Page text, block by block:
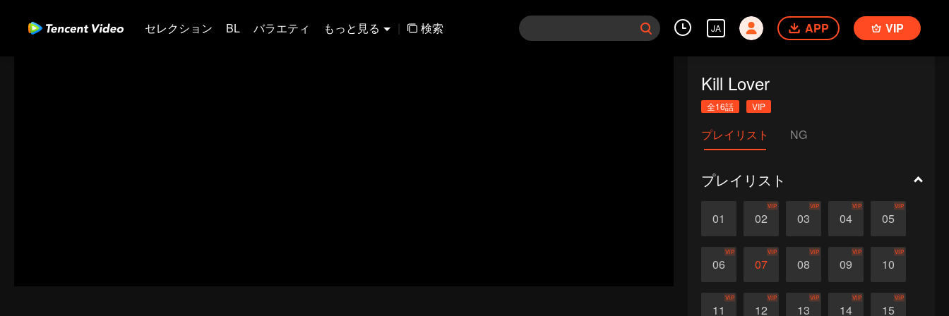
セレクション BL バラエティ もっと見る | 検索 JA APP VIP
Kill Lover
全16話 VIP
プレイリスト NG
プレイリスト
01 02
VIP
03
VIP
04
VIP
05
VIP
06
VIP
07
VIP
08
VIP
09
VIP
10
VIP
11
VIP
12
VIP
13
VIP
14
VIP
15
VIP